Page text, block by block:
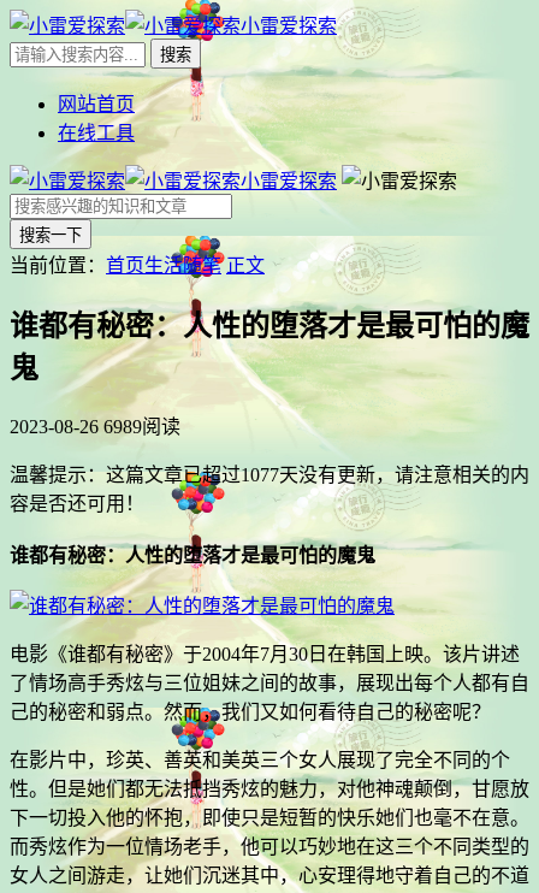
小雷爱探索
网站首页
在线工具
小雷爱探索
搜索一下
当前位置： 首页生活随笔 正文
谁都有秘密：人性的堕落才是最可怕的魔
鬼
2023-08-26 6989阅读
温馨提示：这篇文章已超过1077天没有更新，请注意相关的内
容是否还可用！
谁都有秘密：人性的堕落才是最可怕的魔鬼
电影《谁都有秘密》于2004年7月30日在韩国上映。该片讲述
了情场高手秀炫与三位姐妹之间的故事，展现出每个人都有自
己的秘密和弱点。然而，我们又如何看待自己的秘密呢？
在影片中，珍英、善英和美英三个女人展现了完全不同的个
性。但是她们都无法抵挡秀炫的魅力，对他神魂颠倒，甘愿放
下一切投入他的怀抱，即使只是短暂的快乐她们也毫不在意。
而秀炫作为一位情场老手，他可以巧妙地在这三个不同类型的
女人之间游走，让她们沉迷其中，心安理得地守着自己的不道